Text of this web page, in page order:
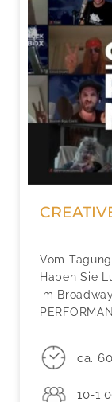
Vom
Haben Sie
im
ca.
10-